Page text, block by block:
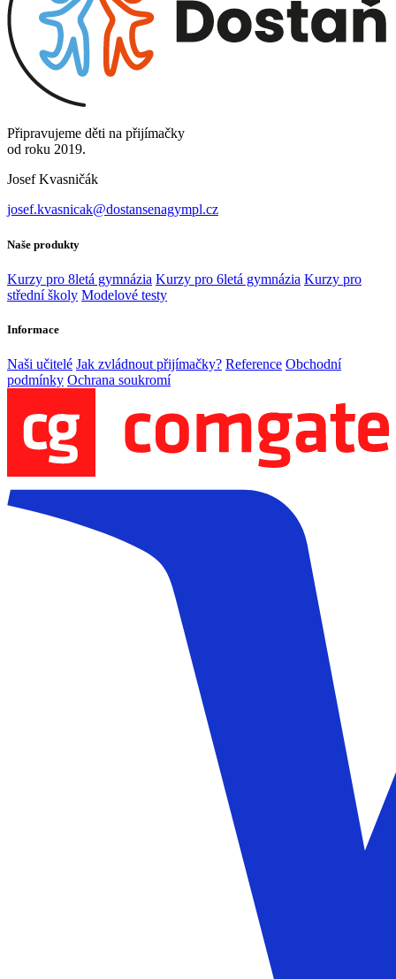
Připravujeme děti na přijímačky
od roku 2019.
Josef Kvasničák
josef.kvasnicak@dostansenagympl.cz
Naše produkty
Kurzy pro 8letá gymnázia Kurzy pro 6letá gymnázia Kurzy pro
střední školy Modelové testy
Informace
Naši učitelé Jak zvládnout přijímačky? Reference Obchodní
podmínky Ochrana soukromí